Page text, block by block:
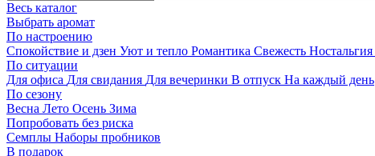
Весь каталог
Выбрать аромат
По настроению
Спокойствие и дзен Уют и тепло Романтика Свежесть Ностальгия
По ситуации
Для офиса Для свидания Для вечеринки В отпуск На каждый день
По сезону
Весна Лето Осень Зима
Попробовать без риска
Семплы Наборы пробников
В подарок